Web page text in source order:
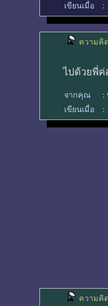
เขียนเมื่อ
:
ความคิ
ไปด้วยพี่
จากคุณ :
เขียนเมื่อ
:
ความคิ